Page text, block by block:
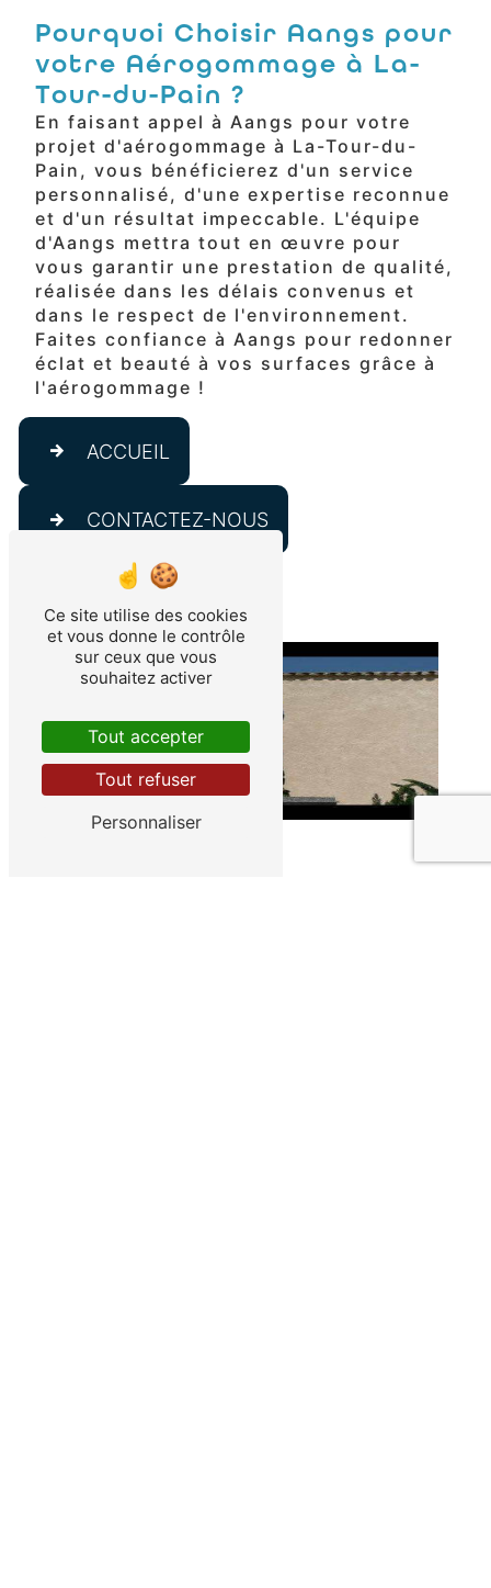
Pourquoi Choisir Aangs pour
votre Aérogommage à La-
Tour-du-Pain ?
En faisant appel à Aangs pour votre
projet d'aérogommage à La-Tour-du-
Pain, vous bénéficierez d'un service
personnalisé, d'une expertise reconnue
et d'un résultat impeccable. L'équipe
d'Aangs mettra tout en œuvre pour
vous garantir une prestation de qualité,
réalisée dans les délais convenus et
dans le respect de l'environnement.
Faites confiance à Aangs pour redonner
éclat et beauté à vos surfaces grâce à
l'aérogommage !
ACCUEIL
CONTACTEZ-NOUS
Ce site utilise des cookies
et vous donne le contrôle
sur ceux que vous
souhaitez activer
Tout accepter
Tout refuser
Personnaliser